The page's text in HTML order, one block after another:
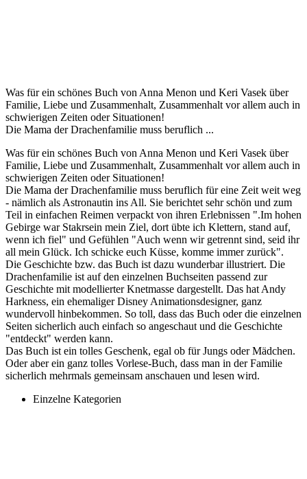
Was für ein schönes Buch von Anna Menon und Keri Vasek über
Familie, Liebe und Zusammenhalt, Zusammenhalt vor allem auch in
schwierigen Zeiten oder Situationen!
Die Mama der Drachenfamilie muss beruflich ...
Was für ein schönes Buch von Anna Menon und Keri Vasek über
Familie, Liebe und Zusammenhalt, Zusammenhalt vor allem auch in
schwierigen Zeiten oder Situationen!
Die Mama der Drachenfamilie muss beruflich für eine Zeit weit weg
- nämlich als Astronautin ins All. Sie berichtet sehr schön und zum
Teil in einfachen Reimen verpackt von ihren Erlebnissen ".Im hohen
Gebirge war Stakrsein mein Ziel, dort übte ich Klettern, stand auf,
wenn ich fiel" und Gefühlen "Auch wenn wir getrennt sind, seid ihr
all mein Glück. Ich schicke euch Küsse, komme immer zurück".
Die Geschichte bzw. das Buch ist dazu wunderbar illustriert. Die
Drachenfamilie ist auf den einzelnen Buchseiten passend zur
Geschichte mit modellierter Knetmasse dargestellt. Das hat Andy
Harkness, ein ehemaliger Disney Animationsdesigner, ganz
wundervoll hinbekommen. So toll, dass das Buch oder die einzelnen
Seiten sicherlich auch einfach so angeschaut und die Geschichte
"entdeckt" werden kann.
Das Buch ist ein tolles Geschenk, egal ob für Jungs oder Mädchen.
Oder aber ein ganz tolles Vorlese-Buch, dass man in der Familie
sicherlich mehrmals gemeinsam anschauen und lesen wird.
Einzelne Kategorien